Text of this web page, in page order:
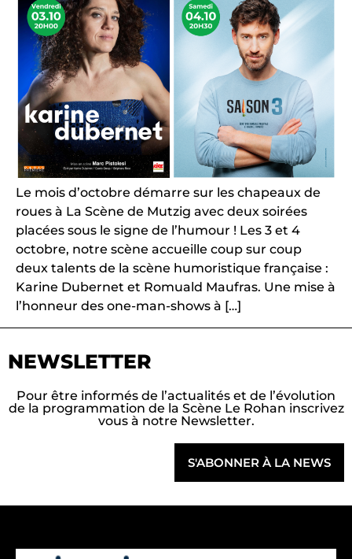
Le mois d’octobre démarre sur les chapeaux de
roues à La Scène de Mutzig avec deux soirées
placées sous le signe de l’humour ! Les 3 et 4
octobre, notre scène accueille coup sur coup
deux talents de la scène humoristique française :
Karine Dubernet et Romuald Maufras. Une mise à
l’honneur des one-man-shows à […]
NEWSLETTER
Pour être informés de l’actualités et de l’évolution
de la programmation de la Scène Le Rohan inscrivez
vous à notre Newsletter.
S'ABONNER À LA NEWS